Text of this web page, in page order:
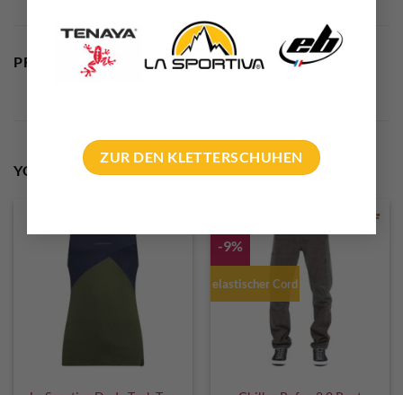
ZUR DEN KLETTERSCHUHEN
PRODUCT SAFETY
YOU MAY ALSO LIKE…
-9%
elastischer Cord